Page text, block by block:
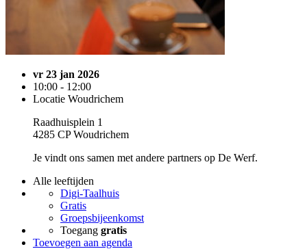
vr 23 jan 2026
10:00 - 12:00
Locatie Woudrichem
Raadhuisplein 1
4285 CP Woudrichem
Je vindt ons samen met andere partners op De Werf.
Alle leeftijden
Digi-Taalhuis
Gratis
Groepsbijeenkomst
Toegang gratis
Toevoegen aan agenda